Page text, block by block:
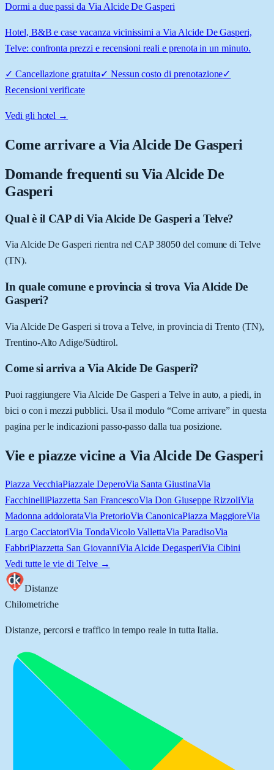
Dormi a due passi da Via Alcide De Gasperi
Hotel, B&B e case vacanza vicinissimi a Via Alcide De Gasperi,
Telve: confronta prezzi e recensioni reali e prenota in un minuto.
✓ Cancellazione gratuita✓ Nessun costo di prenotazione✓
Recensioni verificate
Vedi gli hotel →
Come arrivare aVia Alcide De Gasperi
Domande frequenti su Via Alcide De
Gasperi
Qual è il CAP di Via Alcide De Gasperi a Telve?
Via Alcide De Gasperi rientra nel CAP 38050 del comune di Telve
(TN).
In quale comune e provincia si trova Via Alcide De
Gasperi?
Via Alcide De Gasperi si trova a Telve, in provincia di Trento (TN),
Trentino-Alto Adige/Südtirol.
Come si arriva a Via Alcide De Gasperi?
Puoi raggiungere Via Alcide De Gasperi a Telve in auto, a piedi, in
bici o con i mezzi pubblici. Usa il modulo “Come arrivare” in questa
pagina per le indicazioni passo-passo dalla tua posizione.
Vie e piazze vicine a Via Alcide De Gasperi
Piazza VecchiaPiazzale DeperoVia Santa GiustinaVia
FacchinelliPiazzetta San FrancescoVia Don Giuseppe RizzoliVia
Madonna addolorataVia PretorioVia CanonicaPiazza MaggioreVia
Largo CacciatoriVia TondaVicolo VallettaVia ParadisoVia
FabbriPiazzetta San GiovanniVia Alcide DegasperiVia Cibini
Vedi tutte le vie di Telve→
Distanze
Chilometriche
Distanze, percorsi e traffico in tempo reale in tutta Italia.